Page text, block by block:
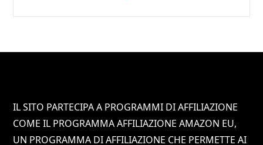
Footer
IL SITO PARTECIPA A PROGRAMMI DI AFFILIAZIONE
COME IL PROGRAMMA AFFILIAZIONE AMAZON EU,
UN PROGRAMMA DI AFFILIAZIONE CHE PERMETTE AI